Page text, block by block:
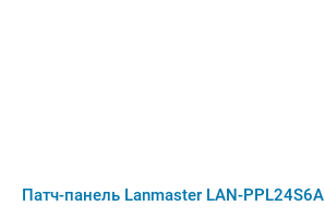
Патч-панель Lanmaster LAN-PPL24S6A